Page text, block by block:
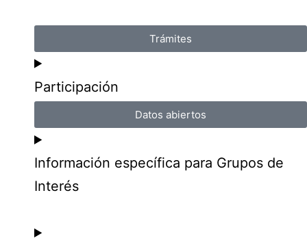
Trámites
Participación
Datos abiertos
Información específica para Grupos de
Interés